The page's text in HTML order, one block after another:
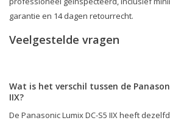
garantie en 14 dagen retourrecht.
Veelgestelde vragen
Wat is het verschil tussen de
IIX?
De Panasonic Lumix DC-S5 IIX heeft